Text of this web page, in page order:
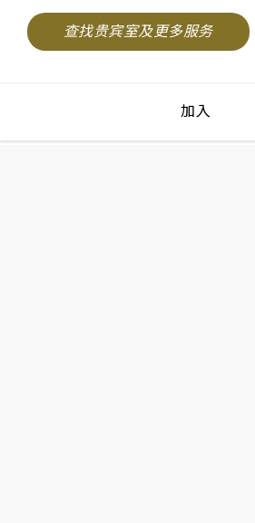
查找贵宾室及更多服务
加入